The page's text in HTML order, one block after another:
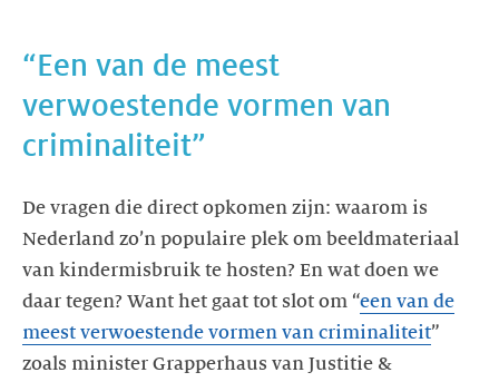
“Een van de meest
verwoestende vormen van
criminaliteit”
De vragen die direct opkomen zijn: waarom is
Nederland zo’n populaire plek om beeldmateriaal
van kindermisbruik te hosten? En wat doen we
daar tegen? Want het gaat tot slot om “een van de
meest verwoestende vormen van criminaliteit”
zoals minister Grapperhaus van Justitie &